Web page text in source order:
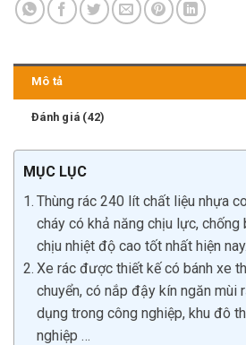
Mô tả
Đánh giá (42)
MỤC LỤC
Thùng rác 240 lít chất liệu nhựa
cháy có khả năng chịu lực, chống
chịu nhiệt độ cao tốt nhất hiện nay.
Xe rác được thiết kế có bánh xe
chuyển, có nắp đậy kín ngăn mùi
dụng trong công nghiệp, khu đô
nghiệp …